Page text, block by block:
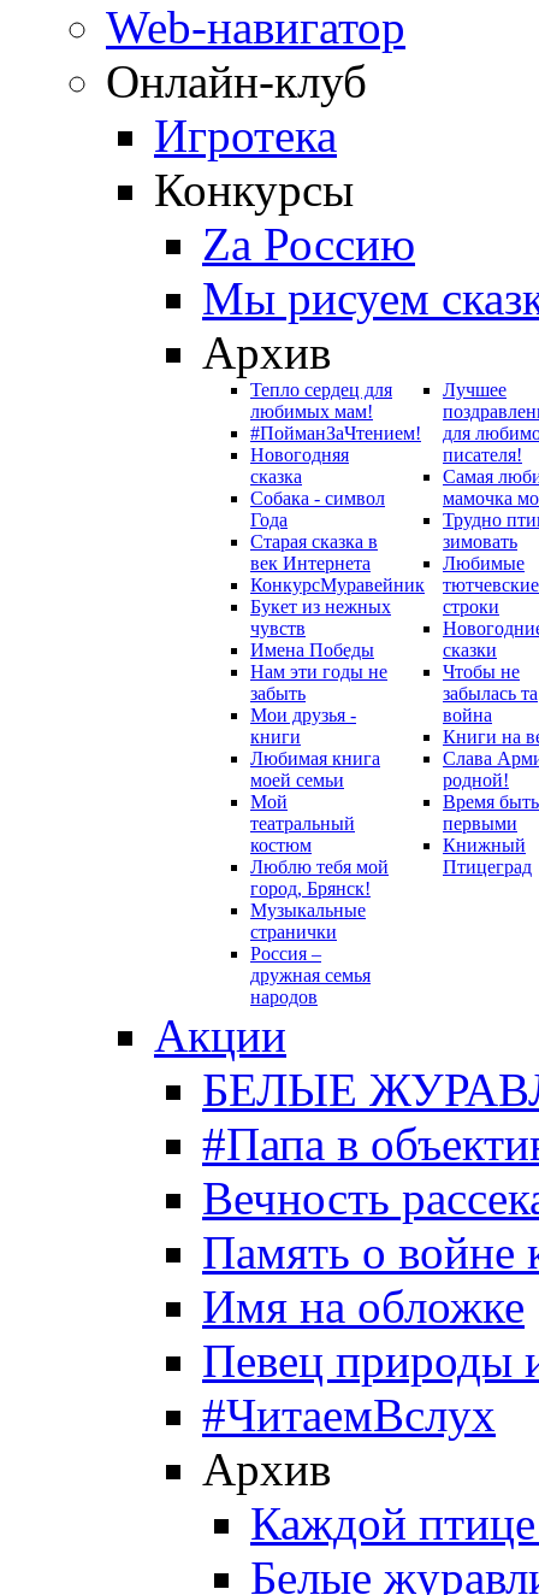
Web-навигатор
Онлайн-клуб
Игротека
Конкурсы
Zа Россию
Мы рисуем
Архив
Тепло сердец для
любимых мам!
#ПойманЗаЧтением!
Новогодняя
сказка
Собака - символ
Года
Старая сказка в
век Интернета
КонкурсМуравейник
Букет из нежных
чувств
Имена Победы
Нам эти годы не
забыть
Мои друзья -
книги
Любимая книга
моей семьи
Мой
театральный
костюм
Люблю тебя мой
город, Брянск!
Музыкальные
странички
Россия –
дружная семья
народов
Лучшее
для
писателя!
Самая
мамочка
Трудно
зимовать
Любимые
тютчевские
строки
сказки
Чтобы не
забылась та
война
Книги на
Слава
родной!
Время быть
первыми
Книжный
Птицеград
Акции
БЕЛЫЕ
#Папа в
Вечность
Память о войне
Имя на обложке
Певец природы
#ЧитаемВслух
Архив
Каждой
Белые